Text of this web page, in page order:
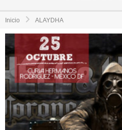
Inicio ALAYDHA